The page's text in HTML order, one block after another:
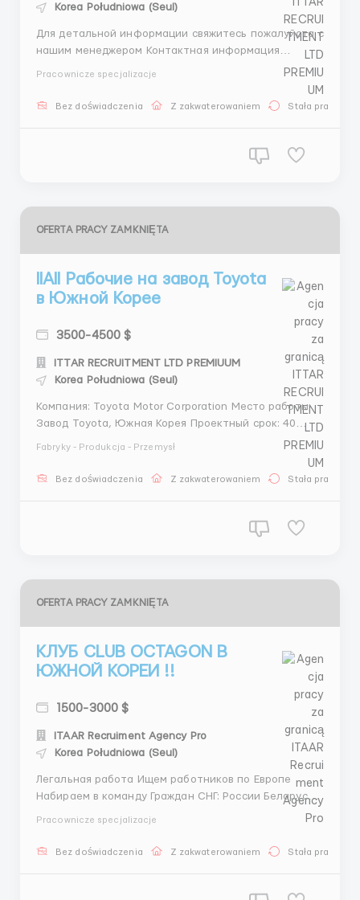
Korea Południowa (Seul)
Для детальной информации свяжитесь пожалуйста с
нашим менеджером Контактная информация
@Zueva_Alexandra ❗️ С гражданами Украины не
Pracownicze specjalizacje
Bez doświadczenia Z zakwaterowaniem Stała praca
OFERTA PRACY ZAMKNIĘTA
llAll Рабочие на завод Toyota
в Южной Корее
3500-4500 $
ITTAR RECRUITMENT LTD PREMIUUM
Korea Południowa (Seul)
Компания: Toyota Motor Corporation Место работы:
Завод Toyota, Южная Корея Проектный срок: 40
хотите стать частью одной из самых уважаемых и
известных автомобильных компаний в мире? У нас
Fabryky - Produkcja - Przemysł
Bez doświadczenia Z zakwaterowaniem Stała praca
OFERTA PRACY ZAMKNIĘTA
КЛУБ CLUB OCTAGON В
ЮЖНОЙ КОРЕИ !!
1500-3000 $
ITAAR Recruiment Agency Pro
Korea Południowa (Seul)
Легальная работа Ищем работников по Европе
Набираем в команду Граждан СНГ: России Беларусь
по жильё и питанию , авиабилеты от работодателя
Pracownicze specjalizacje
Bez doświadczenia Z zakwaterowaniem Stała praca